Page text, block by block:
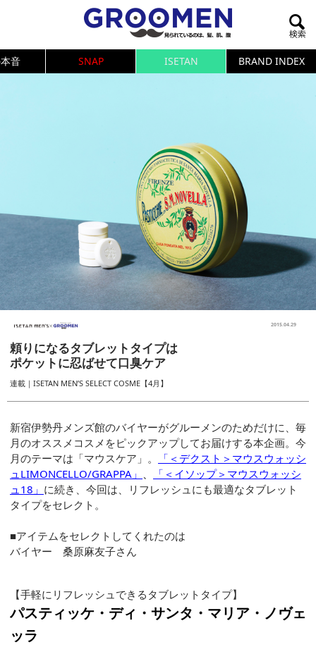
音 SNAP ISETAN BRAND INDEX
2015.04.29
頼りになるタブレットタイプは
ポケットに忍ばせて口臭ケア
連載｜ISETAN MEN’S SELECT COSME【4月】
新宿伊勢丹メンズ館のバイヤーがグルーメンのためだけに、毎
月のオススメコスメをピックアップしてお届けする本企画。今
月のテーマは「マウスケア」。
「＜デクスト＞マウスウォッシ
ュLIMONCELLO/GRAPPA」 、
「＜イソップ＞マウスウォッシ
ュ18」 に続き、今回は、リフレッシュにも最適なタブレット
タイプをセレクト。
■アイテムをセレクトしてくれたのは
バイヤー 桑原麻友子さん
【手軽にリフレッシュできるタブレットタイプ】
パスティッケ・ディ・サンタ・マリア・ノヴェ
ッラ